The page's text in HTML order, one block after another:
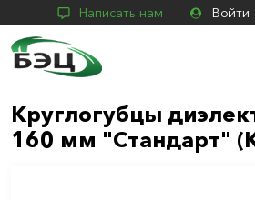
Написать нам Войти
Круглогубцы
160 мм "Стандарт"